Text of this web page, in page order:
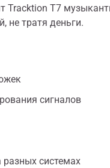
Tracktion T7
не тратя деньги.
сигналов
разных системах